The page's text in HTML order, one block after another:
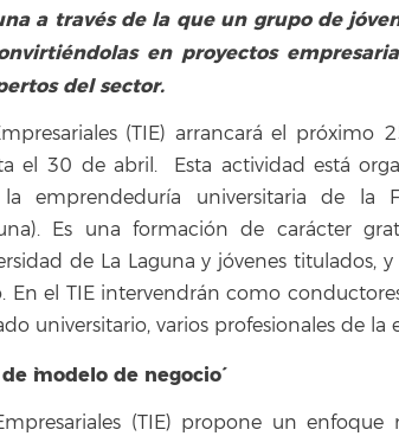
a través de la que un grupo de
en proyectos
del sector.
(TIE) arrancará el próximo
el 30 de abril. Esta actividad está
emprendeduría universitaria de la
Es una formación de carácter
de La Laguna y jóvenes titulados,
En el TIE intervendrán como
universitario, varios profesionales de la
`modelo de negocio´
(TIE) propone un